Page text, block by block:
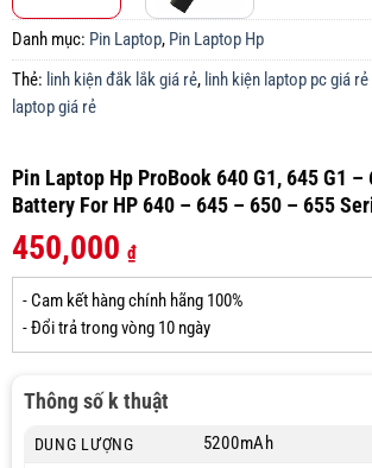
Danh mục: Pin Laptop, Pin Laptop Hp
Thẻ: linh kiện đắk lắk giá rẻ, linh kiện laptop pc giá
laptop giá rẻ
Pin Laptop Hp ProBook 640 G1, 645 G1 –
Battery For HP 640 – 645 – 650 – 655
450,000 ₫
- Cam kết hàng chính hãng 100%
- Đổi trả trong vòng 10 ngày
Thông số k thuật
DUNG LƯỢNG 5200mAh